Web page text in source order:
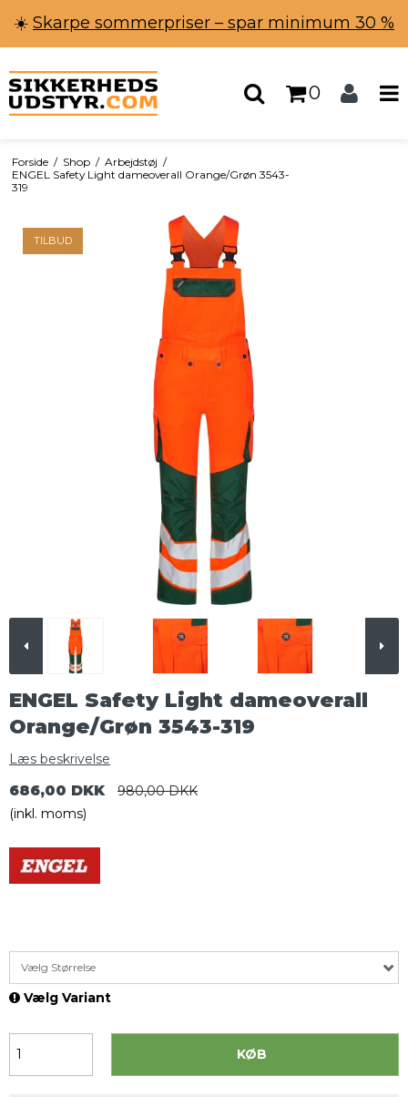
☀️ Skarpe sommerpriser – spar minimum 30 %
0
Forside / Shop / Arbejdstøj /
ENGEL Safety Light dameoverall Orange/Grøn 3543-
319
TILBUD
ENGEL Safety Light dameoverall
Orange/Grøn 3543-319
Læs beskrivelse
686,00 DKK
980,00 DKK
(inkl. moms)
Vælg Størrelse
Vælg Variant
KØB